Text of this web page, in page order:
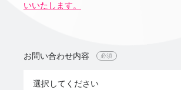
いいたします。
お問い合わせ内容 必須